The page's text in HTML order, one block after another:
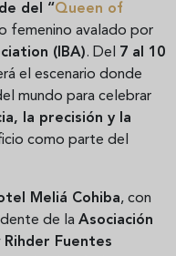
del “Queen of
femenino avalado por
(IBA). Del
7 al 10
el escenario donde
mundo para celebrar
la precisión y la
como parte del
Meliá Cohiba, con
de la Asociación
Rihder Fuentes